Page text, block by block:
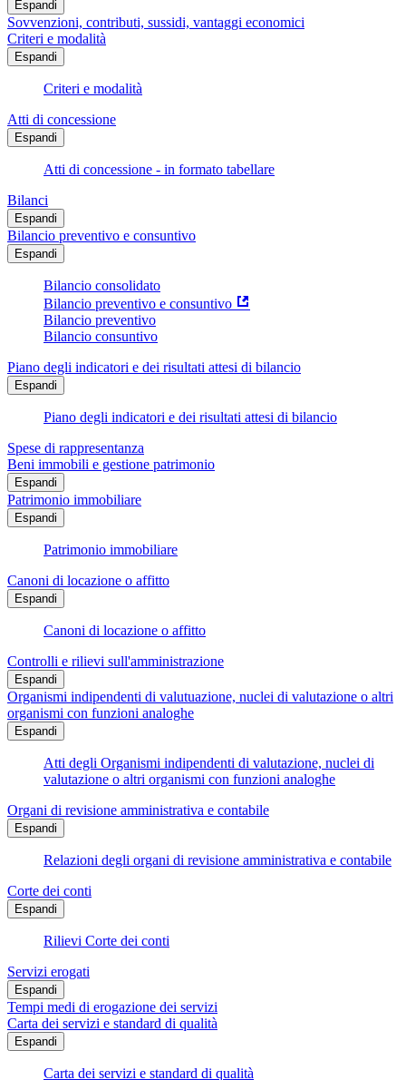
Espandi
Sovvenzioni, contributi, sussidi, vantaggi economici
Criteri e modalità
Espandi
Criteri e modalità
Atti di concessione
Espandi
Atti di concessione - in formato tabellare
Bilanci
Espandi
Bilancio preventivo e consuntivo
Espandi
Bilancio consolidato
Bilancio preventivo e consuntivo
Bilancio preventivo
Bilancio consuntivo
Piano degli indicatori e dei risultati attesi di bilancio
Espandi
Piano degli indicatori e dei risultati attesi di bilancio
Spese di rappresentanza
Beni immobili e gestione patrimonio
Espandi
Patrimonio immobiliare
Espandi
Patrimonio immobiliare
Canoni di locazione o affitto
Espandi
Canoni di locazione o affitto
Controlli e rilievi sull'amministrazione
Espandi
Organismi indipendenti di valutuazione, nuclei di valutazione o altri
organismi con funzioni analoghe
Espandi
Atti degli Organismi indipendenti di valutazione, nuclei di
valutazione o altri organismi con funzioni analoghe
Organi di revisione amministrativa e contabile
Espandi
Relazioni degli organi di revisione amministrativa e contabile
Corte dei conti
Espandi
Rilievi Corte dei conti
Servizi erogati
Espandi
Tempi medi di erogazione dei servizi
Carta dei servizi e standard di qualità
Espandi
Carta dei servizi e standard di qualità